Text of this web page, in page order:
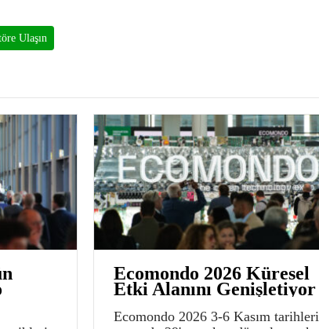
Ulaşın
Ecomondo 2026 Küresel
Etki Alanını Genişletiyor
Ecomondo 2026 3-6 Kasım tarihleri